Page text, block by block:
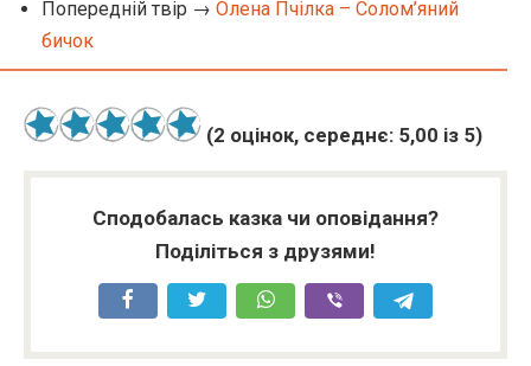
Попередній твір → Олена Пчілка – Солом’яний
бичок
(2 оцінок, середнє: 5,00 із 5)
Сподобалась казка чи оповідання?
Поділіться з друзями!